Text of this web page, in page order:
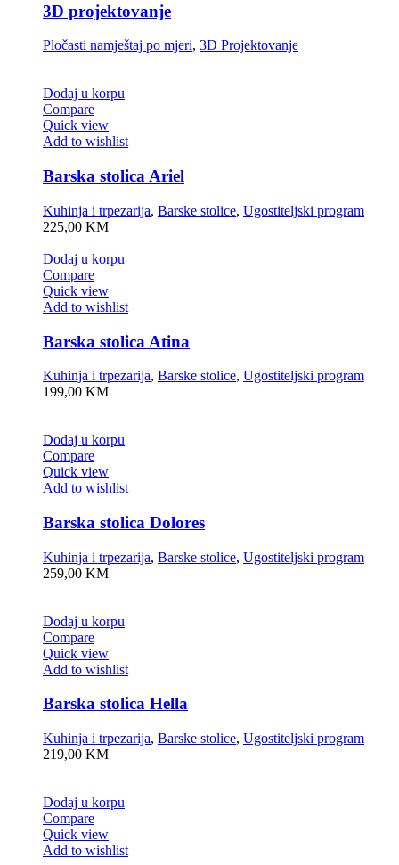
3D projektovanje
Pločasti namještaj po mjeri, 3D Projektovanje
Dodaj u korpu
Compare
Quick view
Add to wishlist
Barska stolica Ariel
Kuhinja i trpezarija, Barske stolice, Ugostiteljski program
225,00 KM
Dodaj u korpu
Compare
Quick view
Add to wishlist
Barska stolica Atina
Kuhinja i trpezarija, Barske stolice, Ugostiteljski program
199,00 KM
Dodaj u korpu
Compare
Quick view
Add to wishlist
Barska stolica Dolores
Kuhinja i trpezarija, Barske stolice, Ugostiteljski program
259,00 KM
Dodaj u korpu
Compare
Quick view
Add to wishlist
Barska stolica Hella
Kuhinja i trpezarija, Barske stolice, Ugostiteljski program
219,00 KM
Dodaj u korpu
Compare
Quick view
Add to wishlist